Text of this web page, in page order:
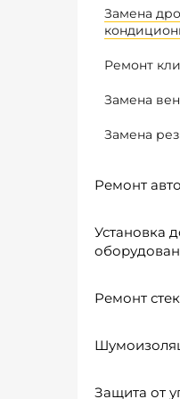
Замена
Ремонт
Замена
Замена
Ремонт
Установка
Ремонт
Защита от